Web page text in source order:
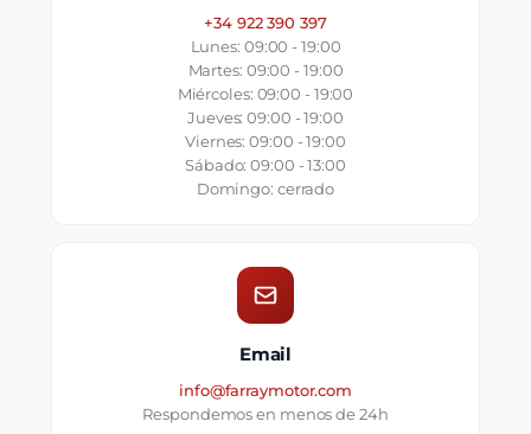
+34 922 390 397
Lunes: 09:00 - 19:00
Martes: 09:00 - 19:00
Miércoles: 09:00 - 19:00
Jueves: 09:00 - 19:00
Viernes: 09:00 - 19:00
Sábado: 09:00 - 13:00
Domingo: cerrado
Email
info@farraymotor.com
Respondemos en menos de 24h